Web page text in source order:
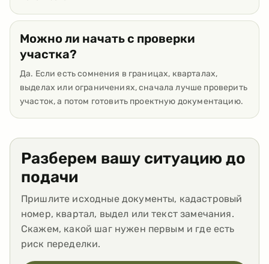
Можно ли начать с проверки
участка?
Да. Если есть сомнения в границах, кварталах,
выделах или ограничениях, сначала лучше проверить
участок, а потом готовить проектную документацию.
Разберем вашу ситуацию до
подачи
Пришлите исходные документы, кадастровый
номер, квартал, выдел или текст замечания.
Скажем, какой шаг нужен первым и где есть
риск переделки.